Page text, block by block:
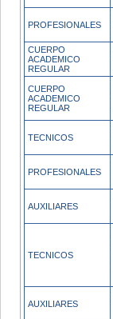
PROFESIONALES
CUERPO
ACADEMICO
REGULAR
CUERPO
ACADEMICO
REGULAR
TECNICOS
PROFESIONALES
AUXILIARES
TECNICOS
AUXILIARES